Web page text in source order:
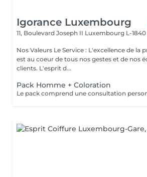
Igorance Luxembourg
11, Boulevard Joseph II Luxembourg L-1840
Nos Valeurs Le Service : L'excellence de la prestation de coiffure
est au coeur de tous nos gestes et de nos
clients. L'esprit d...
Pack Homme + Coloration